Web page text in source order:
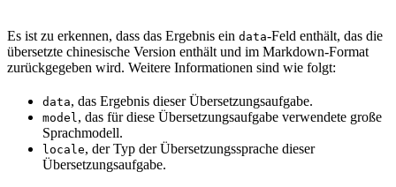
Es ist zu erkennen, dass das Ergebnis ein data-Feld enthält, das die
übersetzte chinesische Version enthält und im Markdown-Format
zurückgegeben wird. Weitere Informationen sind wie folgt:
data, das Ergebnis dieser Übersetzungsaufgabe.
model , das für diese Übersetzungsaufgabe verwendete große
Sprachmodell.
locale, der Typ der Übersetzungssprache dieser
Übersetzungsaufgabe.